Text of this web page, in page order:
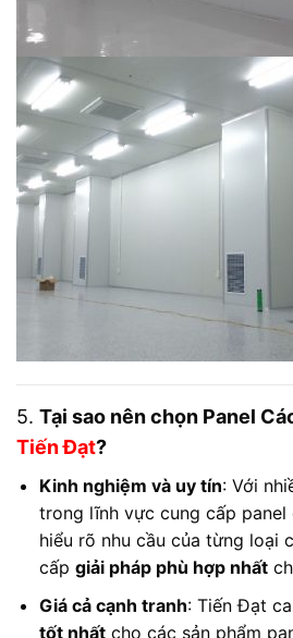
5. Tại sao nên chọn Panel
Tiến Đạt?
Kinh nghiệm và uy tín: Với
trong lĩnh vực cung cấp panel
hiểu rõ nhu cầu của từng loại
cấp giải pháp phù hợp nhất
Giá cả cạnh tranh: Tiến Đạt
tốt nhấtcho các sản phẩm